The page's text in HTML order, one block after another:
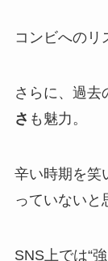
コンビへのリ
さらに、過去
さ も魅力。
辛い時期を笑
っていないと
SNS上では“